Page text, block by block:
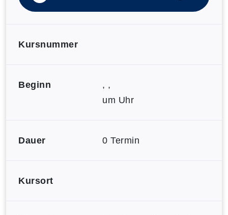
Kursnummer
Beginn
, ,
um Uhr
Dauer 0 Termin
Kursort